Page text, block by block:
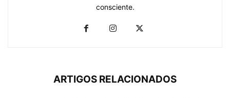
consciente.
ARTIGOS RELACIONADOS